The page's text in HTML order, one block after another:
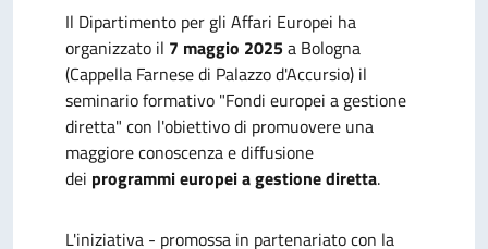
Il Dipartimento per gli Affari Europei ha
organizzato il 7 maggio 2025a Bologna
(Cappella Farnese di Palazzo d'Accursio) il
seminario formativo "Fondi europei a gestione
diretta" con l'obiettivo di promuovere una
maggiore conoscenza e diffusione
dei programmi europei a gestione diretta.
L'iniziativa - promossa in partenariato con la